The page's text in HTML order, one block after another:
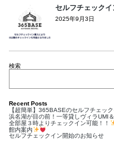
セルフチェック
2025年9月3日
検索
Recent Posts
【超簡単】365BASEのセルフチェッ
浜名湖が目の前！一等貸しヴィラUMI
全部屋３時よりチェックイン可能！！
館内案内
セルフチェックイン開始のお知らせ